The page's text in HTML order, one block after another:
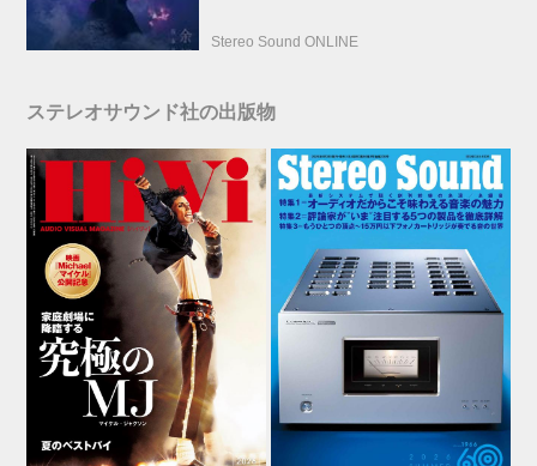
Stereo Sound ONLINE
ステレオサウンド社の出版物